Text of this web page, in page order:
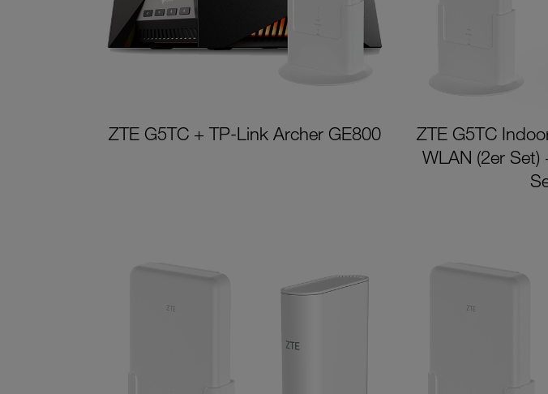
ZTE G5TC + TP-Link Archer GE800
ZTE G5TC
WLAN (2er Set)